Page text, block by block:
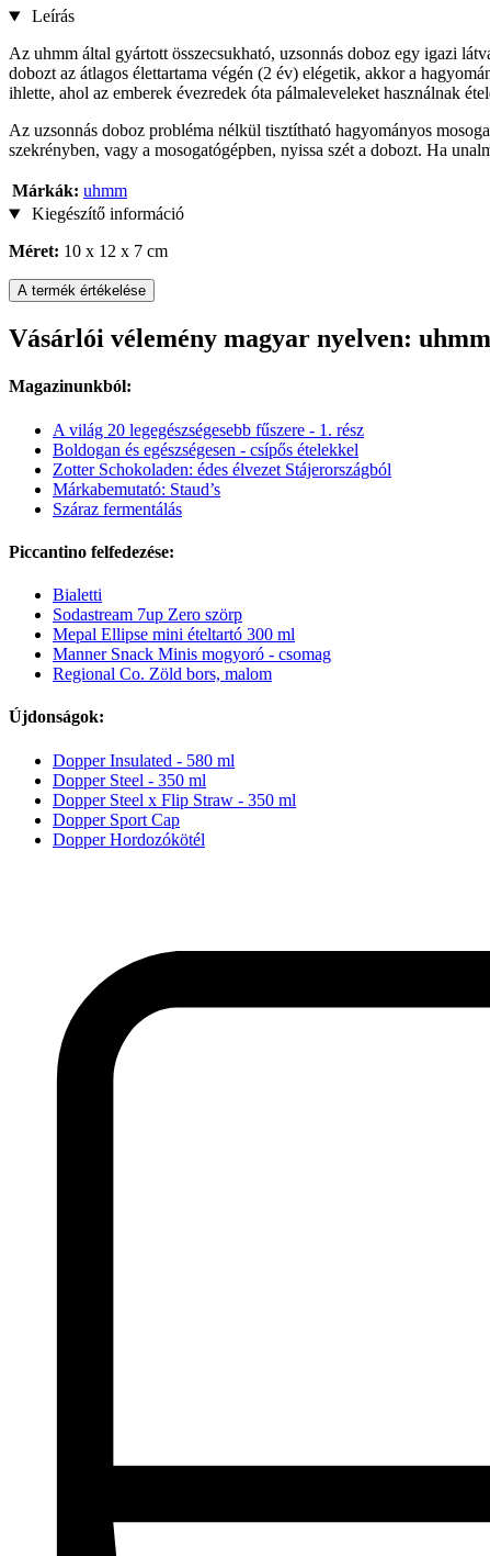
Leírás
Az uhmm által gyártott összecsukható, uzsonnás doboz egy igazi
dobozt az átlagos élettartama végén (2 év) elégetik, akkor a
ihlette, ahol az emberek évezredek óta pálmaleveleket használnak
Az uzsonnás doboz probléma nélkül tisztítható hagyományos
szekrényben, vagy a mosogatógépben, nyissa szét a dobozt. Ha
Márkák: uhmm
Kiegészítő információ
Méret: 10 x 12 x 7 cm
A termék értékelése
Vásárlói vélemény magyar nyelven:
Magazinunkból:
A világ 20 legegészségesebb fűszere - 1. rész
Boldogan és egészségesen - csípős ételekkel
Zotter Schokoladen: édes élvezet Stájerországból
Márkabemutató: Staud’s
Száraz fermentálás
Piccantino felfedezése:
Bialetti
Sodastream 7up Zero szörp
Mepal Ellipse mini ételtartó 300 ml
Manner Snack Minis mogyoró - csomag
Regional Co. Zöld bors, malom
Újdonságok:
Dopper Insulated - 580 ml
Dopper Steel - 350 ml
Dopper Steel x Flip Straw - 350 ml
Dopper Sport Cap
Dopper Hordozókötél